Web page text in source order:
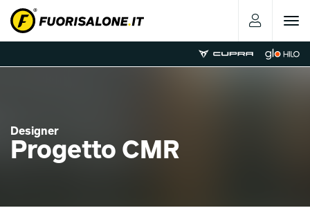
Toggle
Designer
Progetto CMR